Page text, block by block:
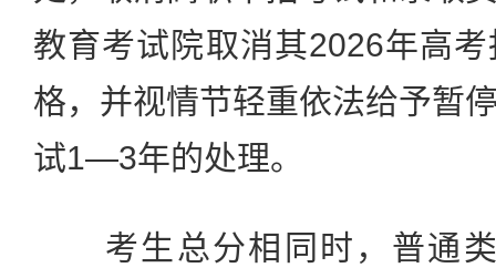
教育考试院取消其2026年高
格，并视情节轻重依法给予暂
试1—3年的处理。
考生总分相同时，普通类